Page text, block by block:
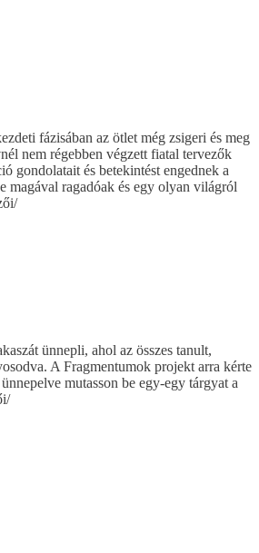
fázisában az ötlet még zsigeri és meg
nem régebben végzett fiatal tervezők
gondolatait és betekintést engednek a
magával ragadóak és egy olyan világról
ünnepli, ahol az összes tanult,
A Fragmentumok projekt arra kérte
mutasson be egy-egy tárgyat a